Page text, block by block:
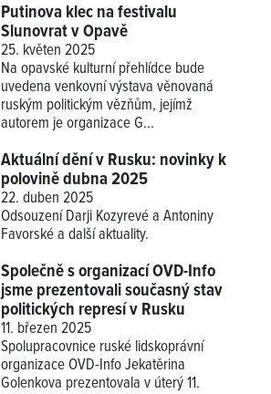
Putinova klec na festivalu
Slunovrat v Opavě
25. květen 2025
Na opavské kulturní přehlídce bude
uvedena venkovní výstava věnovaná
ruským politickým vězňům, jejímž
autorem je organizace G...
Aktuální dění v Rusku: novinky k
polovině dubna 2025
22. duben 2025
Odsouzení Darji Kozyrevé a Antoniny
Favorské a další aktuality.
Společně s organizací OVD-Info
jsme prezentovali současný stav
politických represí v Rusku
11. březen 2025
Spolupracovnice ruské lidskoprávní
organizace OVD-Info Jekatěrina
Golenkova prezentovala v úterý 11.